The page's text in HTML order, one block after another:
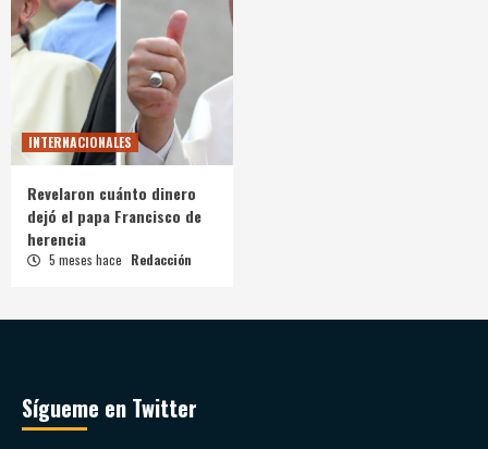
INTERNACIONALES
Revelaron cuánto dinero
dejó el papa Francisco de
herencia
5 meses hace Redacción
Sígueme en Twitter